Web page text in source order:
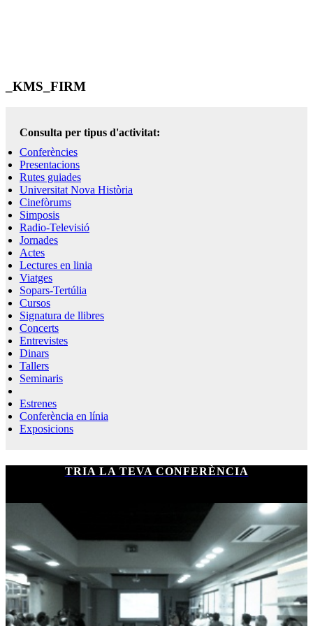
_KMS_FIRM
Consulta per tipus d'activitat:
Conferències
Presentacions
Rutes guiades
Universitat Nova Història
Cinefòrums
Simposis
Radio-Televisió
Jornades
Actes
Lectures en linia
Viatges
Sopars-Tertúlia
Cursos
Signatura de llibres
Concerts
Entrevistes
Dinars
Tallers
Seminaris
Estrenes
Conferència en línia
Exposicions
TRIA LA TEVA CONFERÈNCIA